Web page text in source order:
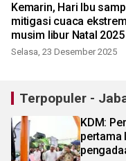
Kemarin, Hari Ibu
mitigasi cuaca
musim libur Natal 2025
Selasa, 23 Desember 2025
Terpopuler -
KDM:
pertama